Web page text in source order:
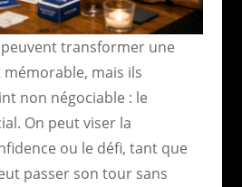
peuvent transformer une
mais ils
non négociable : le
On peut viser la
ou le défi, tant que
passer son tour sans